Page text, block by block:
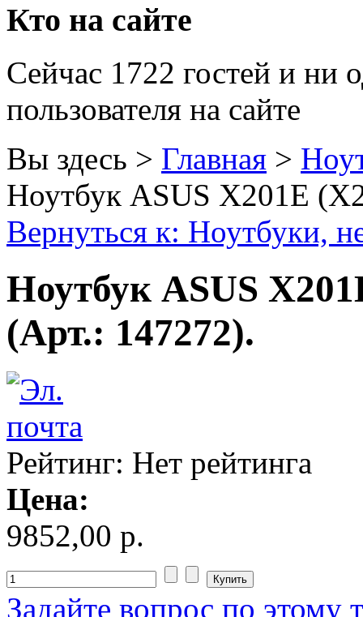
Hp(96)
Hq-tech
Htc
Htpc
Huawei
Ideazon
Impression
Intel
Kme
Logicfox
Logicpower
Logitech
Majesty
Manhattan
Maxxtro
Кто на сайте
Сейчас 1722 гостей и ни
пользователя на сайте
Вы здесь > Главная >
Ноутбук ASUS X201E
Вернуться к: Ноутбуки,
Ноутбук ASUS
(Арт.: 147272).
Рейтинг: Нет рейтинга
Цена:
9852,00 р.
Задайте вопрос по этому